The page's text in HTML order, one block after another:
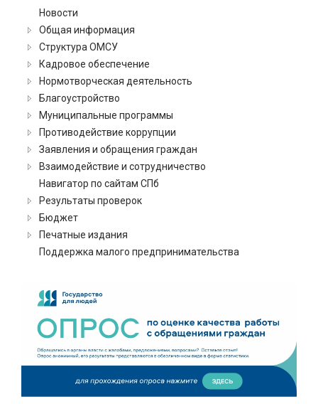
Новости
Общая информация
Структура ОМСУ
Кадровое обеспечение
Нормотворческая деятельность
Благоустройство
Муниципальные программы
Противодействие коррупции
Заявления и обращения граждан
Взаимодействие и сотрудничество
Навигатор по сайтам СПб
Результаты проверок
Бюджет
Печатные издания
Поддержка малого предпринимательства